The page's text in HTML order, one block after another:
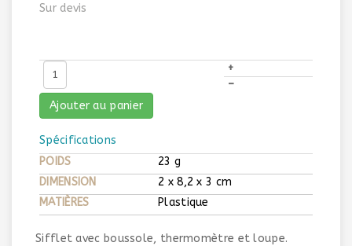
Sur devis
+
–
Ajouter au panier
Spécifications
POIDS
23 g
DIMENSION
2 x 8,2 x 3 cm
MATIÈRES
Plastique
Sifflet avec boussole, thermomètre et loupe.